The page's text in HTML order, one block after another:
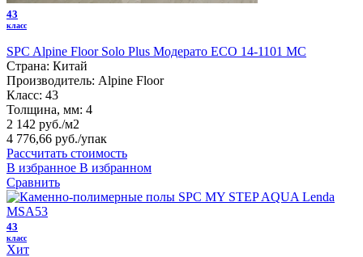
43
класс
SPC Alpine Floor Solo Plus Модерато ЕСО 14-1101 MC
Страна: Китай
Производитель: Alpine Floor
Класс: 43
Толщина, мм: 4
2 142 руб./м2
4 776,66 руб./упак
Рассчитать стоимость
В избранное В избранном
Сравнить
43
класс
Хит